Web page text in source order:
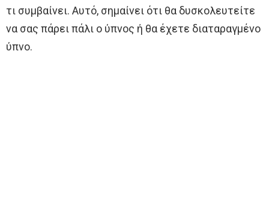
τι συμβαίνει. Αυτό, σημαίνει ότι θα δυσκολευτείτε
να σας πάρει πάλι ο ύπνος ή θα έχετε διαταραγμένο
ύπνο.